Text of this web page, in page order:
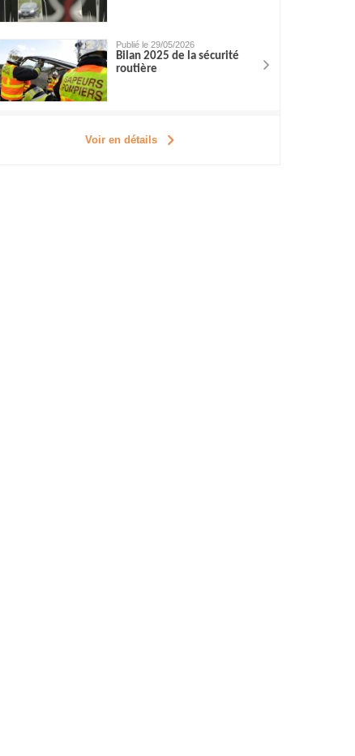
Publié le 29/05/2026
Bilan 2025 de la sécurité
routière
Voir en détails